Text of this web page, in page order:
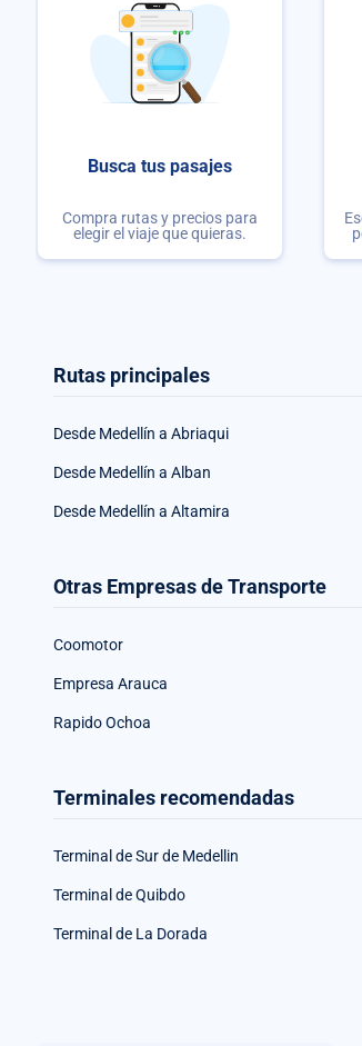
Busca tus pasajes
Compra rutas y precios para
elegir el viaje que quieras.
Rutas principales
Desde Medellín a Abriaqui
Desde Medellín a Alban
Desde Medellín a Altamira
Otras Empresas de Transporte
Coomotor
Empresa Arauca
Rapido Ochoa
Terminales recomendadas
Terminal de Sur de Medellin
Terminal de Quibdo
Terminal de La Dorada